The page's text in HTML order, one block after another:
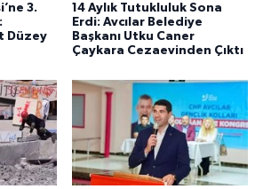
3.
Düzey
14 Aylık Tutukluluk Sona
Erdi: Avcılar Belediye
Başkanı Utku Caner
Çaykara Cezaevinden Çıktı